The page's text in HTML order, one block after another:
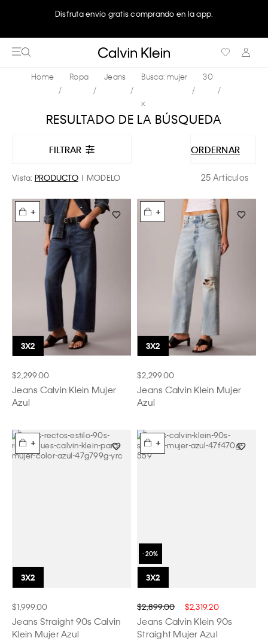
Disfruta envío gratis comprando en la app.
Ropa Jeans Busca: mujer
x
30
RESULTADO DE LA BÚSQUEDA
FILTRAR ORDERNAR
Vista: PRODUCTO MODELO 25 Artículos
+
$2,299.00
Jeans Calvin Klein Mujer
Azul
+
$2,299.00
Jeans Calvin Klein Mujer
Azul
+
$1,999.00
Jeans Straight 90s Calvin
Klein Mujer Azul
+
$2,899.00 $2,319.20
Jeans Calvin Klein 90s
Straight Mujer Azul